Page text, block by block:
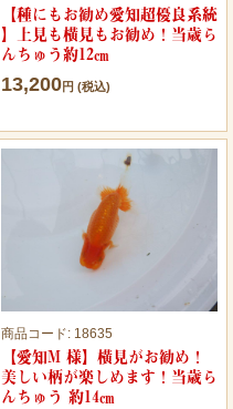
【種にもお勧め愛知超優良系統
】上見も横見もお勧め！当歳ら
んちゅう約12㎝
13,200円 (税込)
商品コード: 18635
【愛知M 様】横見がお勧め！
美しい柄が楽しめます！当歳ら
んちゅう 約14㎝